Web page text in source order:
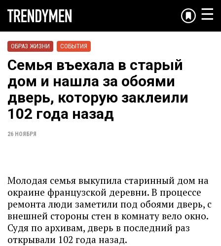
☰
ОБРАЗ ЖИЗНИ СОБЫТИЯ
Семья въехала в старый
дом и нашла за обоями
дверь, которую заклеили
102 года назад
26 НОЯБРЯ
Молодая семья выкупила старинный дом на
окраине французской деревни. В процессе
ремонта люди заметили под обоями дверь, с
внешней стороны стен в комнату вело окно.
Судя по архивам, дверь в последний раз
открывали 102 года назад.